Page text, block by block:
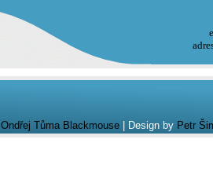
Ondřej Tůma Blackmouse| Design by Petr